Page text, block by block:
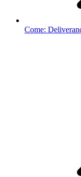
Come: